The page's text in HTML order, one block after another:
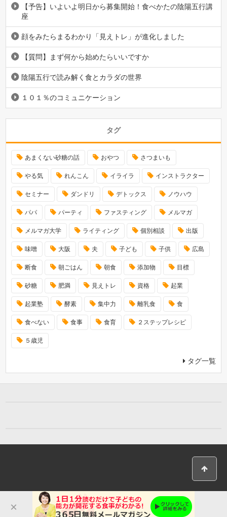
【予告】いよいよ明日から募集開始！食べかたの陰陽五行講
座
顔をみたらまるわかり「見えトレ」が進化しました
【質問】まず何から始めたらいいですか
陰陽五行で読み解く食とカラダの世界
１０１％のコミュニケーション
タグ
あまくない砂糖の話 おやつ さつまいも
やる気 れんこん イライラ インストラクター
セミナー ダンドリ デトックス ノウハウ
パパ パーティ ファスティング メルマガ
メルマガ大学 ライティング 個別相談 出版
味噌 大阪 夫 子ども 子供 広島
断食 朝ごはん 朝食 添加物 目標
砂糖 肥満 見えトレ 資格 起業
起業塾 酵素 集中力 離乳食 食
食べない 食事 食育 ２ステップレシピ
５歳児
タグ一覧
×